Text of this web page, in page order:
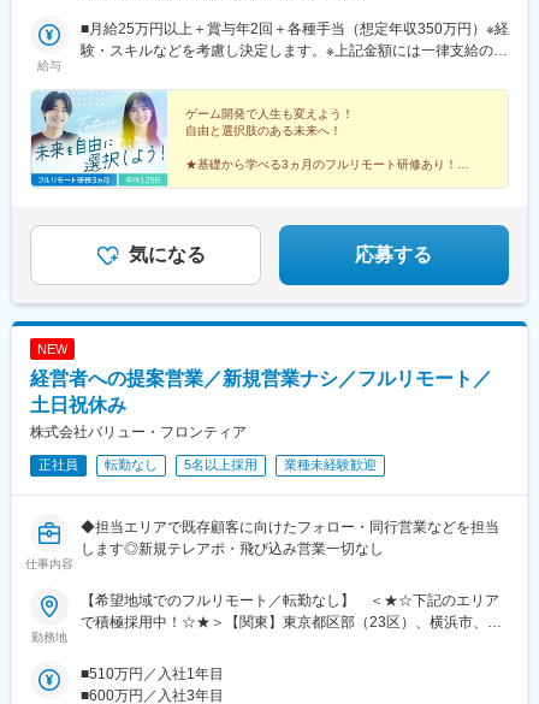
地は希望を考慮します。※転居を伴う転勤はありません。※すべて
徒歩10分以内の駅チカオフィスです。※フルリモート・在宅勤
給与
■月給25万円以上＋賞与年2回＋各種手当（想定年収350万円）※経
験・スキルなどを考慮し決定します。※上記金額には一律支給の住
（期間中は月給23万円以上で、その他の待遇に変更なし）☆経験
がある方は、現職・前職給与を考慮します。☆明確な評価制度あ
り。個人の頑張りに応じて評価します。【年収アップイメージ】
年収450万円（未経験入社2年目）年収590万円（未経験入社3年
目）年収770万円（未経験入社5年目）
ゲーム開発で人生も変えよう！
自由と選択肢のある未来へ！
★基礎から学べる3ヵ月のフルリモート研修あり！
★土日祝休み、年休125日でオフも充実♪
気になる 応募する
NEW
経営者への提案営業／新規営業ナシ／フルリモート／
土日祝休み
株式会社バリュー・フロンティア
正社員 転勤なし 5名以上採用 業種未経験歓迎
仕事内容
◆担当エリアで既存顧客に向けたフォロー・同行営業などを担当
します◎新規テレアポ・飛び込み営業一切なし
勤務地
【希望地域でのフルリモート／転勤なし】 ＜★☆下記のエリア
で積極採用中！☆★＞【関東】東京都区部（23区）、横浜市、川
市、新潟市【北海道・東北】札幌市、仙台市【中国・九州】広島
市、岡山市、福岡市、北九州市、熊本市◎上記のエリアに通える
■510万円／入社1年目
■600万円／入社3年目